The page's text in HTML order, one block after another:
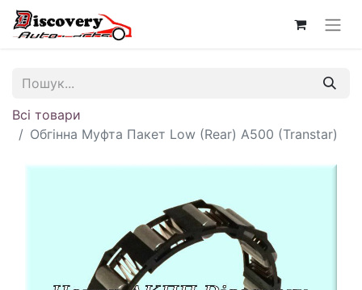
Всі товари
Обгінна Муфта Пакет Low (Rear) A500 (Transtar)